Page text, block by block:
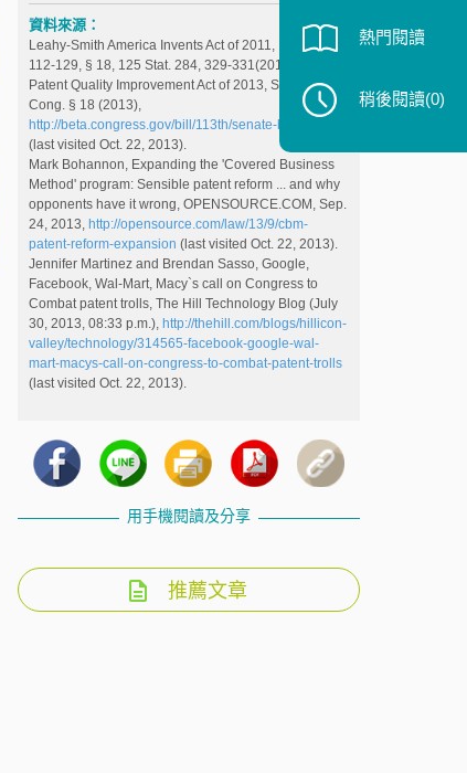
資料來源：
Leahy-Smith America Invents Act of 2011, Pub. L. No.
112-129, § 18, 125 Stat. 284, 329-331(2012).
Patent Quality Improvement Act of 2013, S. 866, 113th
Cong. § 18 (2013),
http://beta.congress.gov/bill/113th/senate-bill/866
(last visited Oct. 22, 2013).
Mark Bohannon, Expanding the 'Covered Business
Method' program: Sensible patent reform ... and why
opponents have it wrong, OPENSOURCE.COM, Sep.
24, 2013, http://opensource.com/law/13/9/cbm-
patent-reform-expansion (last visited Oct. 22, 2013).
Jennifer Martinez and Brendan Sasso, Google,
Facebook, Wal-Mart, Macy`s call on Congress to
Combat patent trolls, The Hill Technology Blog (July
30, 2013, 08:33 p.m.), http://thehill.com/blogs/hillicon-
valley/technology/314565-facebook-google-wal-
mart-macys-call-on-congress-to-combat-patent-trolls
(last visited Oct. 22, 2013).
用手機閱讀及分享
推薦文章
熱門閱讀
稍後閱讀(0)